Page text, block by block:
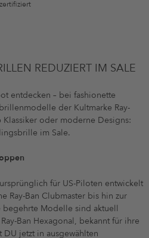
zertifiziert
REDUZIERT IM SALE
entdecken – bei fashionette
der Kultmarke Ray-
Klassiker oder moderne Designs:
im Sale.
für US-Piloten entwickelt
Ray-Ban Clubmaster bis hin zur
begehrte Modelle sind aktuell
Ban Hexagonal, bekannt für ihre
jetzt in ausgewählten